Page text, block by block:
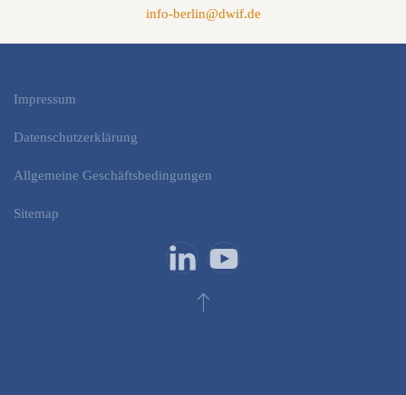
info-berlin@dwif.de
Impressum
Datenschutzerklärung
Allgemeine Geschäftsbedingungen
Sitemap